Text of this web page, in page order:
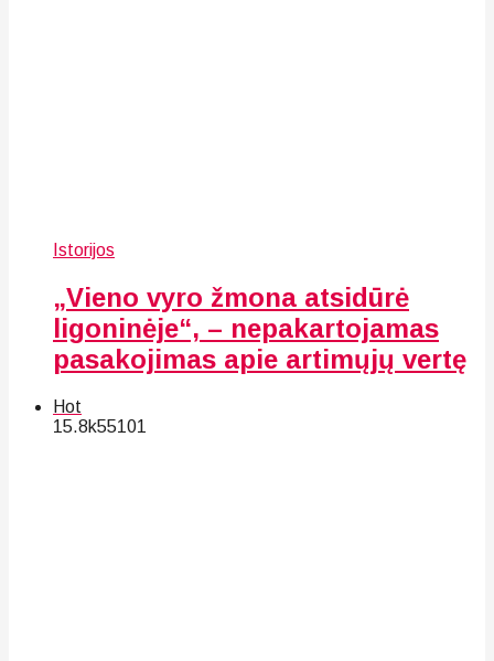
Istorijos
„Vieno vyro žmona atsidūrė
ligoninėje“, – nepakartojamas
pasakojimas apie artimųjų vertę
Hot
15.8k55101